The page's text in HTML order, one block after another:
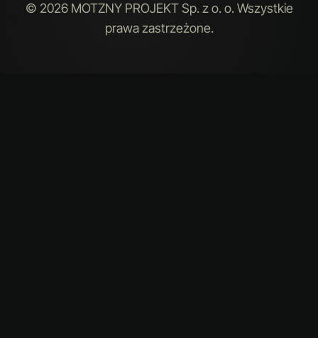
© 2026 MOTZNY PROJEKT Sp. z o. o. Wszystkie
prawa zastrzeżone.